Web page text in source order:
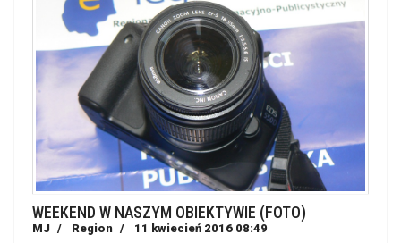
WEEKEND W NASZYM OBIEKTYWIE (FOTO)
MJ Region 11 kwiecień 2016 08:49